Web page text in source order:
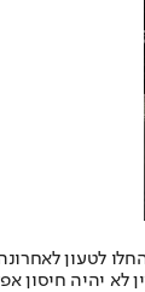
לטעון
לא יהיה